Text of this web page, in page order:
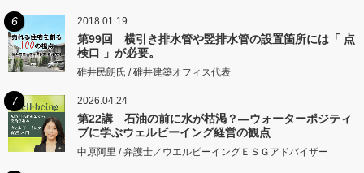
6 2018.01.19
第99回 横引き排水管や竪排水管の設置箇所には「 点
検口 」が必要。
碓井民朗氏 / 碓井建築オフィス代表
7 2026.04.24
第22講 石油の前に水が枯渇？―ウォーターポジティ
ブに学ぶウェルビーイング経営の観点
中原阿里 / 弁護士／ウエルビーイングＥＳＧアドバイザー